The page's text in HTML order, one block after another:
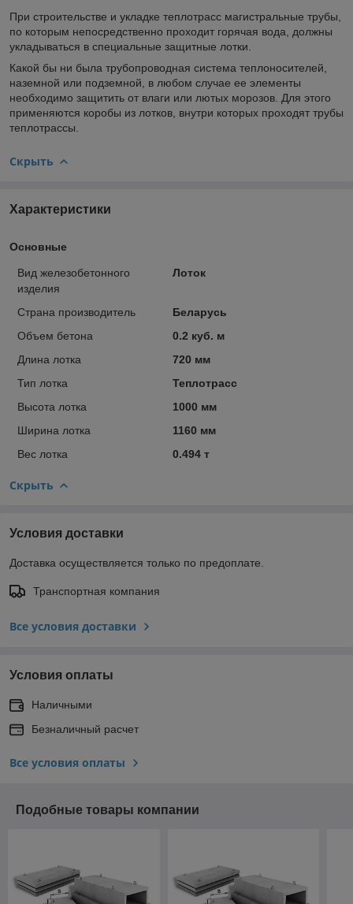
При строительстве и укладке теплотрасс магистральные трубы,
по которым непосредственно проходит горячая вода, должны
укладываться в специальные защитные лотки.
Какой бы ни была трубопроводная система теплоносителей,
наземной или подземной, в любом случае ее элементы
необходимо защитить от влаги или лютых морозов. Для этого
применяются коробы из лотков, внутри которых проходят трубы
теплотрассы.
Скрыть
Характеристики
Основные
Вид железобетонного
изделия
Лоток
Страна производитель
Беларусь
Объем бетона
0.2 куб. м
Длина лотка
720 мм
Тип лотка
Теплотрасс
Высота лотка
1000 мм
Ширина лотка
1160 мм
Вес лотка
0.494 т
Скрыть
Условия доставки
Доставка осуществляется только по предоплате.
Транспортная компания
Все условия доставки
Условия оплаты
Наличными
Безналичный расчет
Все условия оплаты
Подобные товары компании